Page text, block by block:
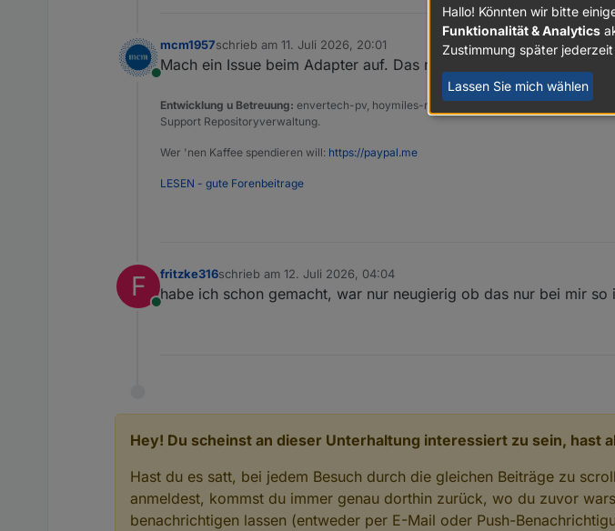
Online
mcm1957schrieb am 11. Juli 2026, 20:01
zuletzt editiert von
Mach ein Issue beim Adapter auf. Das muss sich der Dev ansehen.
Entwicklung u Betreuung: envertech-pv, hoymiles-ms, ns-client, pid, snmp Adapter;
Support Repositoryverwaltung.
Wer 'nen Kaffee spendieren will: https://paypal.me
LESEN - gute Forenbeitrage
F
Online
fritzke316schrieb am 12. Juli 2026, 04:04
zuletzt editiert von
habe ich schon gemacht, war nur neugierig ob das nur bei mir so
Hey! Du scheinst an dieser Unterhaltung interessiert zu sein, hast
Hast du es satt, bei jedem Besuch durch die gleichen Beiträge zu
anmeldest, kommst du immer genau dorthin zurück, wo du zuvor
benachrichtigen lassen (entweder per E-Mail oder Push-
Hallo! Könnten wir bitte
Funktionalität & Analytics
Zustimmung später
Lassen Sie mich wählen